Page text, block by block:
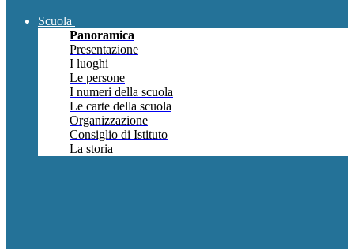
Scuola
Panoramica
Presentazione
I luoghi
Le persone
I numeri della scuola
Le carte della scuola
Organizzazione
Consiglio di Istituto
La storia